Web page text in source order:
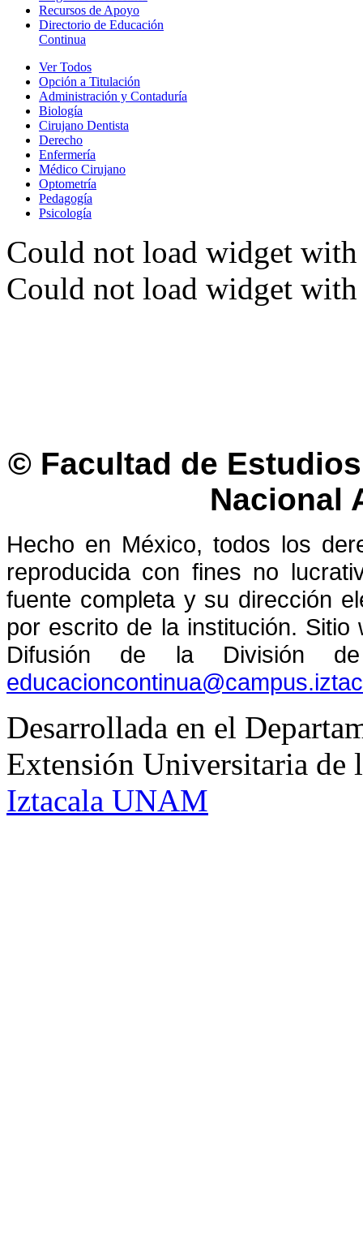
Recursos de Apoyo
Directorio de Educación
Continua
Ver Todos
Opción a Titulación
Administración y Contaduría
Biología
Cirujano Dentista
Derecho
Enfermería
Médico Cirujano
Optometría
Pedagogía
Psicología
Could not load widget
Could not load widget
© Facultad de
Nacional
Hecho en México, todos los
reproducida con fines no
fuente completa y su dirección
por escrito de la institución.
Difusión de la División
Desarrollada en el
Extensión Universitaria
Iztacala UNAM